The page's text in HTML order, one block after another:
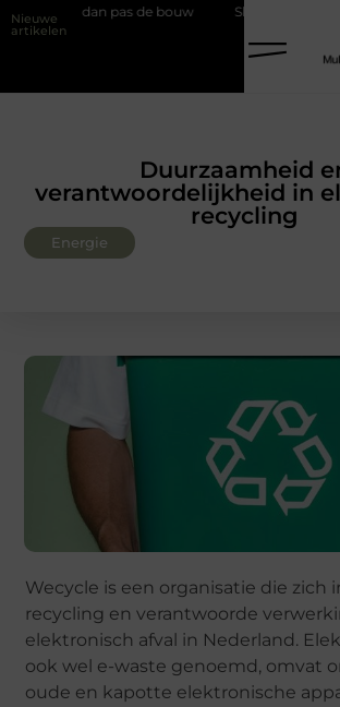
Nieuwe
artikelen
dan pas de bouw Slim kiezen voor
Duurzaamheid
verantwoordelijkheid in
recycling
Energie
Wecycle is een organisatie die zich
recycling en verantwoorde
elektronisch afval in Nederland.
ook wel e-waste genoemd, omvat
oude en kapotte elektronische